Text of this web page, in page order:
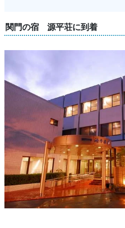
関門の宿 源平荘に到着